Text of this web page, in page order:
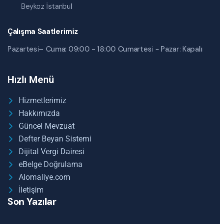
Beykoz İstanbul
Çalışma Saatlerimiz
Pazartesi– Cuma: 09:00 - 18:00 Cumartesi - Pazar: Kapalı
Hızlı Menü
Hizmetlerimiz
Hakkımızda
Güncel Mevzuat
Defter Beyan Sistemi
Dijital Vergi Dairesi
eBelge Doğrulama
Alomaliye.com
İletişim
Son Yazılar